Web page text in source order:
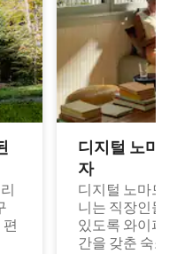
디지털 노마
자
디지털 노마드
니는 직장인들
있도록 와이파
간을 갖춘 숙소